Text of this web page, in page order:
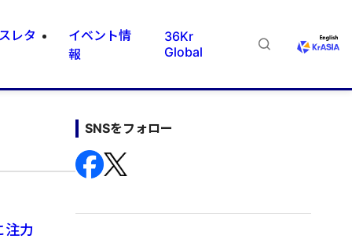
レタ
イベント情
報
36Kr
Global
力
SNSをフォロー